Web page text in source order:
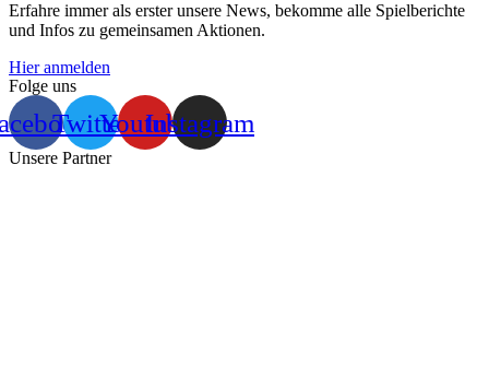
Erfahre immer als erster unsere News, bekomme alle Spielberichte
und Infos zu gemeinsamen Aktionen.
Hier anmelden
Folge uns
TwitterYoutubeInstagram
Unsere Partner